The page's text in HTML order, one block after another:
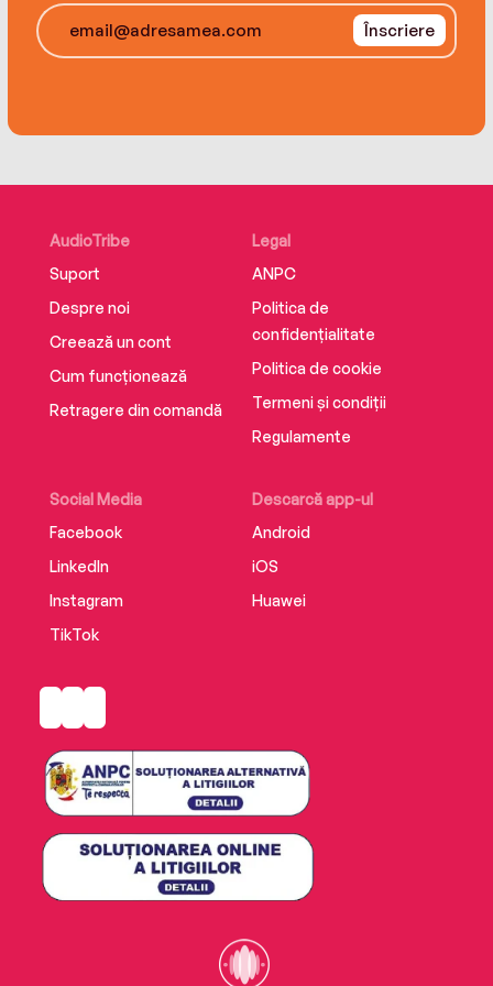
Înscriere
AudioTribe
Suport
Despre noi
Creează un cont
Cum funcționează
Retragere din comandă
Social Media
Facebook
LinkedIn
Instagram
TikTok
Descarcă app-ul
Android
iOS
Huawei
Legal
ANPC
Politica de
confidențialitate
Politica de cookie
Termeni și condiții
Regulamente